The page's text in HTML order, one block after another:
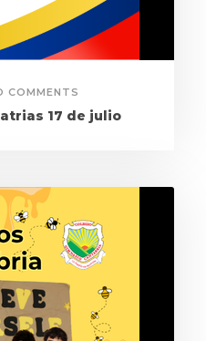
COMMENTS
17 de julio